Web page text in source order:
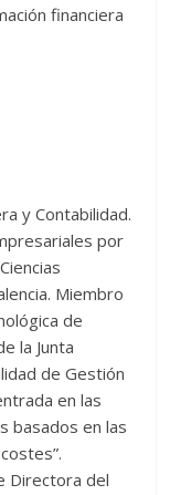
financiera
y Contabilidad.
por
Miembro
de
la Junta
de Gestión
en las
basados en las
Directora del